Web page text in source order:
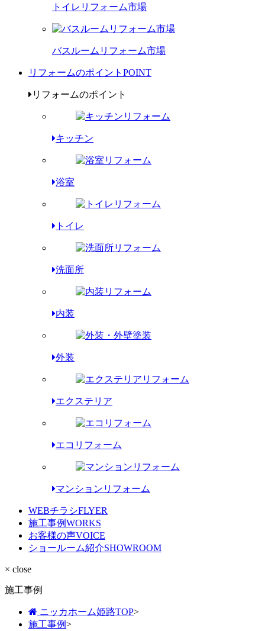
トイレリフォーム市場
バスルームリフォーム市場
リフォームのポイント POINT
リフォームのポイント
キッチン
浴室
トイレ
洗面所
内装
外装
エクステリア
エコリフォーム
マンションリフォーム
WEBチラシFLYER
施工事例WORKS
お客様の声VOICE
ショールーム紹介SHOWROOM
× close
施工事例
ニッカホーム姫路TOP>
施工事例>